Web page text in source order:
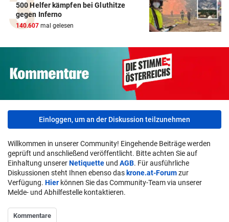
500 Helfer kämpfen bei Gluthitze
gegen Inferno
140.607 mal gelesen
Einloggen, um an der Diskussion teilzunehmen
Willkommen in unserer Community! Eingehende Beiträge werden
geprüft und anschließend veröffentlicht. Bitte achten Sie auf
Einhaltung unsererNetiquette und AGB. Für ausführliche
Diskussionen steht Ihnen ebenso das krone.at-Forumzur
Verfügung. Hier können Sie das Community-Team via unserer
Melde- und Abhilfestelle kontaktieren.